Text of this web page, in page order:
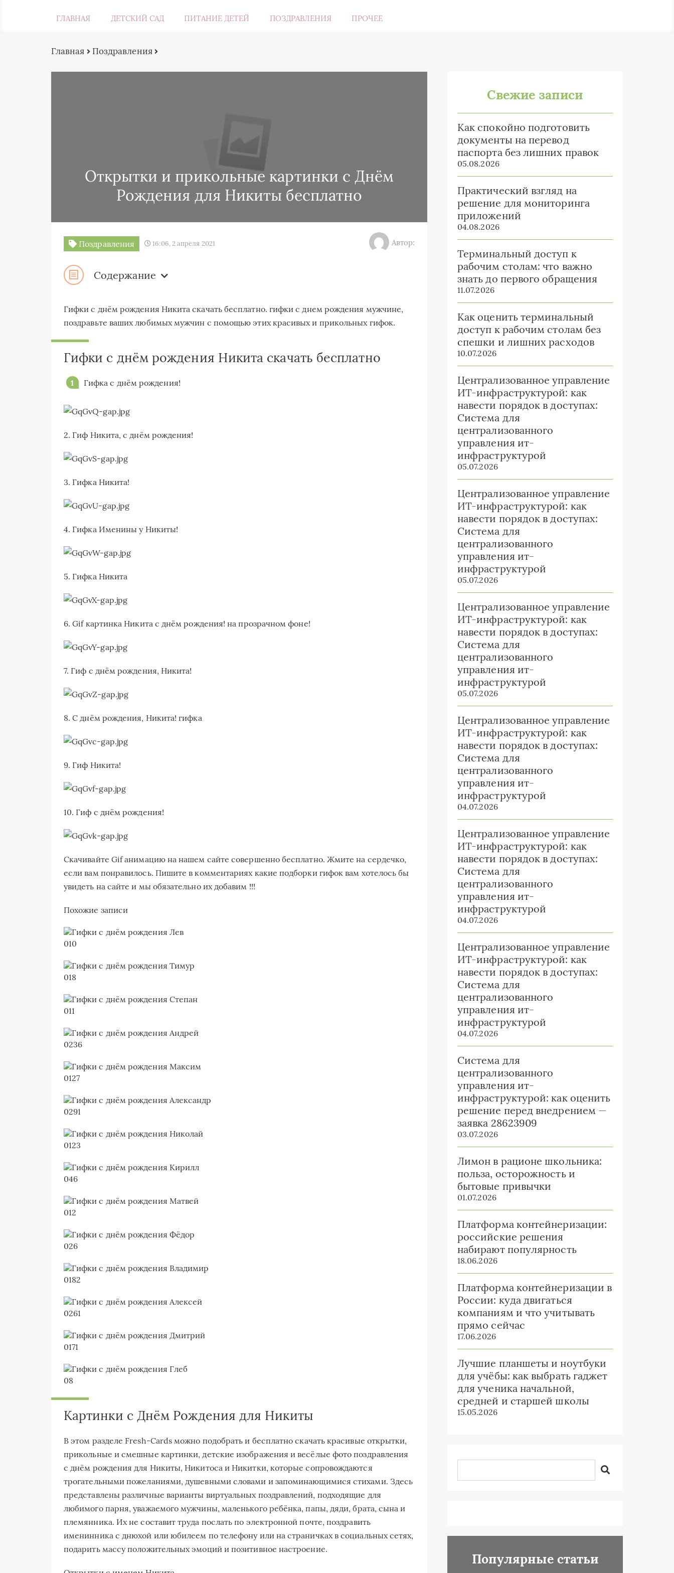
ГЛАВНАЯ ДЕТСКИЙ САД ПИТАНИЕ ДЕТЕЙ ПОЗДРАВЛЕНИЯ ПРОЧЕЕ
Главная Поздравления
Открытки и прикольные картинки с Днём
Рождения для Никиты бесплатно
Поздравления 16:06, 2 апреля 2021 Автор:
Содержание
Гифки с днём рождения Никита скачать бесплатно. гифки с днем рождения мужчине,
поздравьте ваших любимых мужчин с помощью этих красивых и прикольных гифок.
Гифки с днём рождения Никита скачать бесплатно
Гифка с днём рождения!
2. Гиф Никита, с днём рождения!
3. Гифка Никита!
4. Гифка Именины у Никиты!
5. Гифка Никита
6. Gif картинка Никита с днём рождения! на прозрачном фоне!
7. Гиф с днём рождения, Никита!
8. С днём рождения, Никита! гифка
9. Гиф Никита!
10. Гиф с днём рождения!
Скачивайте Gif анимацию на нашем сайте совершенно бесплатно. Жмите на сердечко,
если вам понравилось. Пишите в комментариях какие подборки гифок вам хотелось бы
увидеть на сайте и мы обязательно их добавим !!!
Похожие записи
010
018
011
0236
0127
0291
0123
046
012
026
0182
0261
0171
08
Картинки с Днём Рождения для Никиты
В этом разделе Fresh-Cards можно подобрать и бесплатно скачать красивые открытки,
прикольные и смешные картинки, детские изображения и весёлые фото поздравления
с днём рождения для Никиты, Никитоса и Никитки, которые сопровождаются
трогательными пожеланиями, душевными словами и запоминающимися стихами. Здесь
представлены различные варианты виртуальных поздравлений, подходящие для
любимого парня, уважаемого мужчины, маленького ребёнка, папы, дяди, брата, сына и
племянника. Их не составит труда послать по электронной почте, поздравить
именинника с днюхой или юбилеем по телефону или на страничках в социальных сетях,
подарить массу положительных эмоций и позитивное настроение.
Свежие записи
Как спокойно подготовить
документы на перевод
паспорта без лишних правок
05.08.2026
Практический взгляд на
решение для мониторинга
приложений
04.08.2026
Терминальный доступ к
рабочим столам: что важно
знать до первого обращения
11.07.2026
Как оценить терминальный
доступ к рабочим столам без
спешки и лишних расходов
10.07.2026
Централизованное управление
ИТ-инфраструктурой: как
навести порядок в доступах:
Система для
централизованного
управления ит-
инфраструктурой
05.07.2026
Централизованное управление
ИТ-инфраструктурой: как
навести порядок в доступах:
Система для
централизованного
управления ит-
инфраструктурой
05.07.2026
Централизованное управление
ИТ-инфраструктурой: как
навести порядок в доступах:
Система для
централизованного
управления ит-
инфраструктурой
05.07.2026
Централизованное управление
ИТ-инфраструктурой: как
навести порядок в доступах:
Система для
централизованного
управления ит-
инфраструктурой
04.07.2026
Централизованное управление
ИТ-инфраструктурой: как
навести порядок в доступах:
Система для
централизованного
управления ит-
инфраструктурой
04.07.2026
Централизованное управление
ИТ-инфраструктурой: как
навести порядок в доступах:
Система для
централизованного
управления ит-
инфраструктурой
04.07.2026
Система для
централизованного
управления ит-
инфраструктурой: как оценить
решение перед внедрением —
заявка 28623909
03.07.2026
Лимон в рационе школьника:
польза, осторожность и
бытовые привычки
01.07.2026
Платформа контейнеризации:
российские решения
набирают популярность
18.06.2026
Платформа контейнеризации в
России: куда двигаться
компаниям и что учитывать
прямо сейчас
17.06.2026
Лучшие планшеты и ноутбуки
для учёбы: как выбрать гаджет
для ученика начальной,
средней и старшей школы
15.05.2026
Популярные статьи